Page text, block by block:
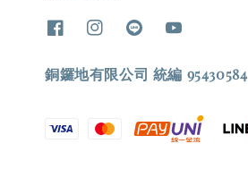
銅鑼地有限公司 統編 95430584